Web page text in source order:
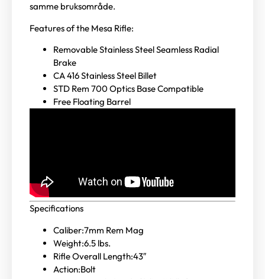
samme bruksområde.
Features of the Mesa Rifle:
Removable Stainless Steel Seamless Radial
Brake
CA 416 Stainless Steel Billet
STD Rem 700 Optics Base Compatible
Free Floating Barrel
Specifications
Caliber:7mm Rem Mag
Weight:6.5 lbs.
Rifle Overall Length:43″
Action:Bolt